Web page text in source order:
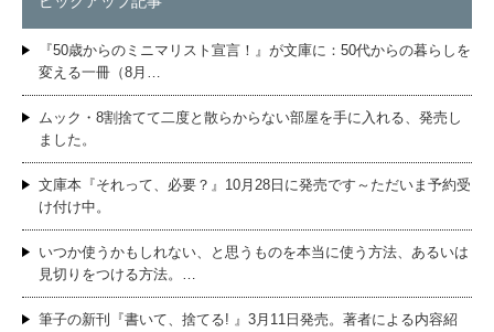
『50歳からのミニマリスト宣言！』が文庫に：50代からの暮らしを
変える一冊（8月…
ムック・8割捨てて二度と散らからない部屋を手に入れる、発売し
ました。
文庫本『それって、必要？』10月28日に発売です～ただいま予約受
け付け中。
いつか使うかもしれない、と思うものを本当に使う方法、あるいは
見切りをつける方法。…
筆子の新刊『書いて、捨てる! 』3月11日発売。著者による内容紹